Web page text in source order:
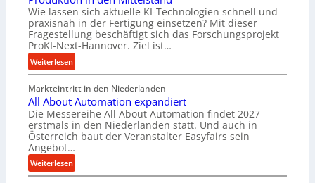
u
n
g
e
n
e
r
h
ö
h
e
n
d
i
i
a
l
v
e
o
r
g
u
n
g
Wie lassen sich aktuelle KI-Technologien schnell und
praxisnah in der Fertigung einsetzen? Mit dieser
Fragestellung beschäftigt sich das Forschungsprojekt
ProKI-Next-Hannover. Ziel ist…
Weiterlesen:
F
o
r
s
c
h
u
n
Markteintritt in den Niederlanden
All About Automation expandiert
Die Messereihe All About Automation findet 2027
erstmals in den Niederlanden statt. Und auch in
Österreich baut der Veranstalter Easyfairs sein
Angebot…
Weiterlesen:
A